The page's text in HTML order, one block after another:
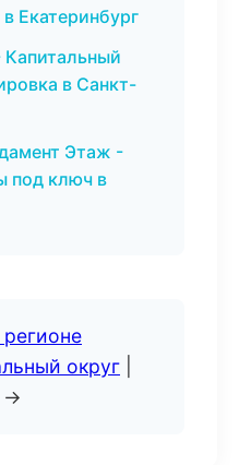
Екатеринбург
в Санкт-
Этаж -
под ключ в
округ
→